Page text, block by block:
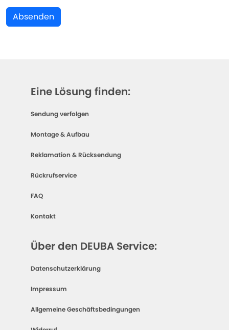
Absenden
Eine Lösung finden:
Sendung verfolgen
Montage & Aufbau
Reklamation & Rücksendung
Rückrufservice
FAQ
Kontakt
Über den DEUBA Service:
Datenschutzerklärung
Impressum
Allgemeine Geschäftsbedingungen